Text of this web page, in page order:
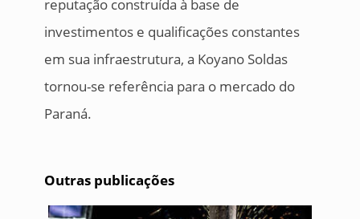
reputação construída à base de
investimentos e qualificações constantes
em sua infraestrutura, a Koyano Soldas
tornou-se referência para o mercado do
Paraná.
Outras publicações